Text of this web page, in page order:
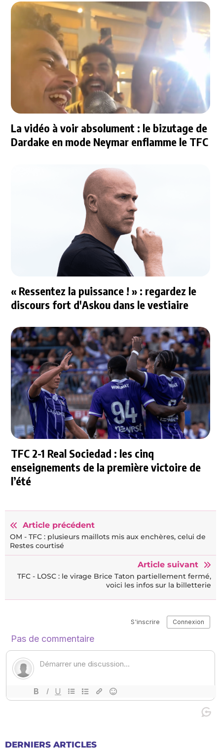
La vidéo à voir absolument : le bizutage de
Dardake en mode Neymar enflamme le TFC
« Ressentez la puissance ! » : regardez le
discours fort d'Askou dans le vestiaire
TFC 2-1 Real Sociedad : les cinq
enseignements de la première victoire de
l’été
Article précédent
OM - TFC : plusieurs maillots mis aux enchères, celui de
Restes courtisé
Article suivant
TFC - LOSC : le virage Brice Taton partiellement fermé,
voici les infos sur la billetterie
DERNIERS ARTICLES